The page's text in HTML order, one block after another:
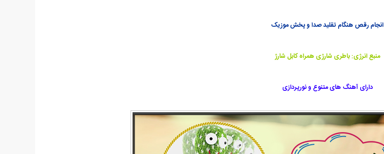
انجام رقص هنگام تقلید صدا و پخش موزیک
منبع انرژی: باطری شارژی همراه کابل شارژ
دارای آهنگ های متنوع و نورپردازی